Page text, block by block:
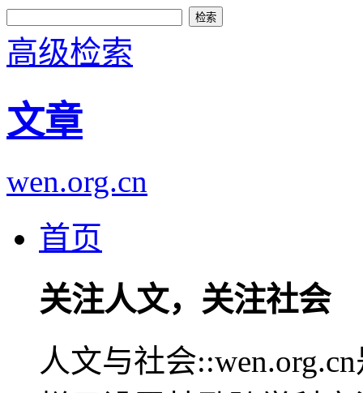
高级检索
文章
wen.org.cn
首页
关注人文，关注社会
人文与社会